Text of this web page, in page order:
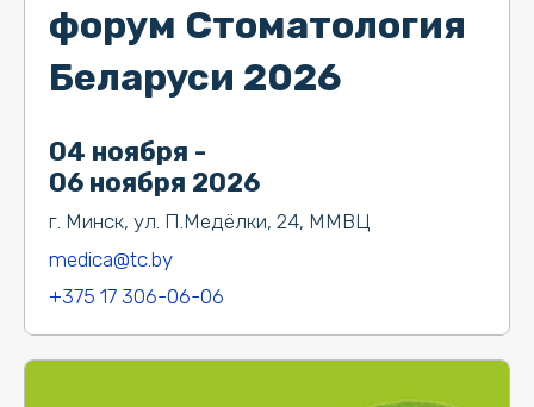
04 ноября -
06 ноября 2026
г. Минск, ул. П.Медёлки, 24, ММВЦ
medica@tc.by
+375 17 306-06-06
форум Стоматология
Беларуси 2026